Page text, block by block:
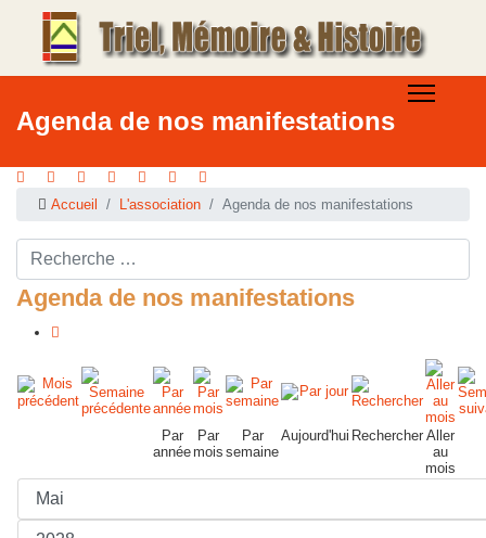
Agenda de nos manifestations
Accueil L'association Agenda de nos manifestations
Rechercher ...
Agenda de nos manifestations
Par
année
Par
mois
Par
semaine
Aujourd'hui Rechercher Aller
au
mois